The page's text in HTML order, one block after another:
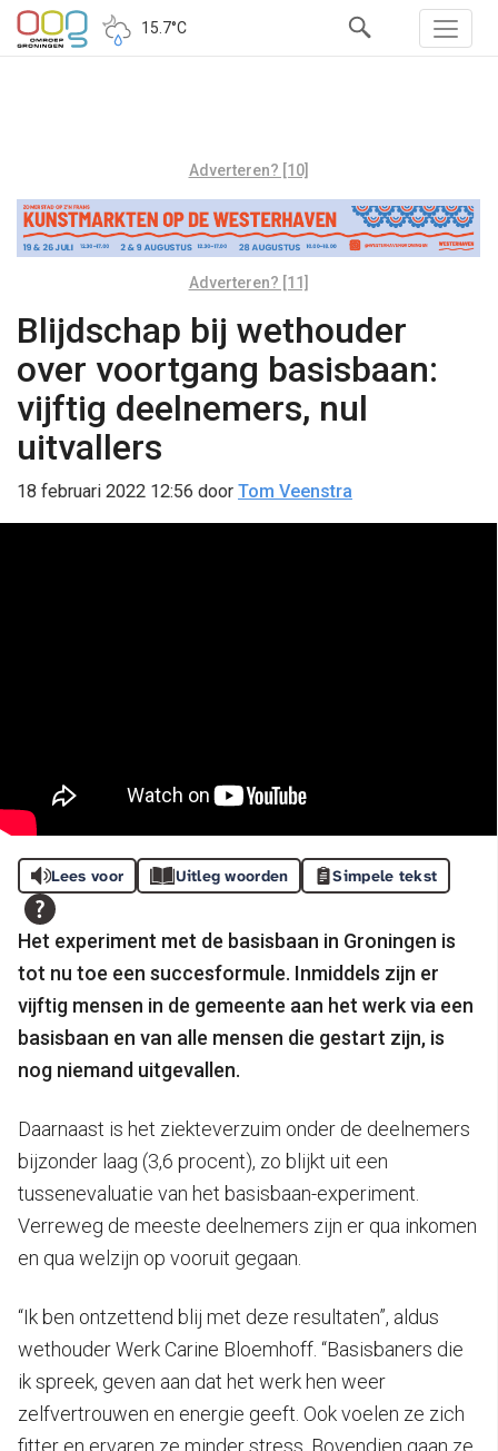
15.7°C
Adverteren? [10]
Adverteren? [11]
Blijdschap bij wethouder
over voortgang basisbaan:
vijftig deelnemers, nul
uitvallers
18 februari 2022 12:56 door Tom Veenstra
Lees voor Uitleg woorden Simpele tekst
Het experiment met de basisbaan in Groningen is
tot nu toe een succesformule. Inmiddels zijn er
vijftig mensen in de gemeente aan het werk via een
basisbaan en van alle mensen die gestart zijn, is
nog niemand uitgevallen.
Daarnaast is het ziekteverzuim onder de deelnemers
bijzonder laag (3,6 procent), zo blijkt uit een
tussenevaluatie van het basisbaan-experiment.
Verreweg de meeste deelnemers zijn er qua inkomen
en qua welzijn op vooruit gegaan.
“Ik ben ontzettend blij met deze resultaten”, aldus
wethouder Werk Carine Bloemhoff. “Basisbaners die
ik spreek, geven aan dat het werk hen weer
zelfvertrouwen en energie geeft. Ook voelen ze zich
fitter en ervaren ze minder stress. Bovendien gaan ze